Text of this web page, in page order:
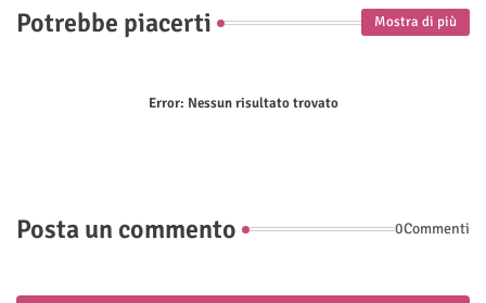
Potrebbe piacerti Mostra di più
Error: Nessun risultato trovato
Posta un commento 0Commenti